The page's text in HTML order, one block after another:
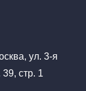
ул. 3-я
стр. 1